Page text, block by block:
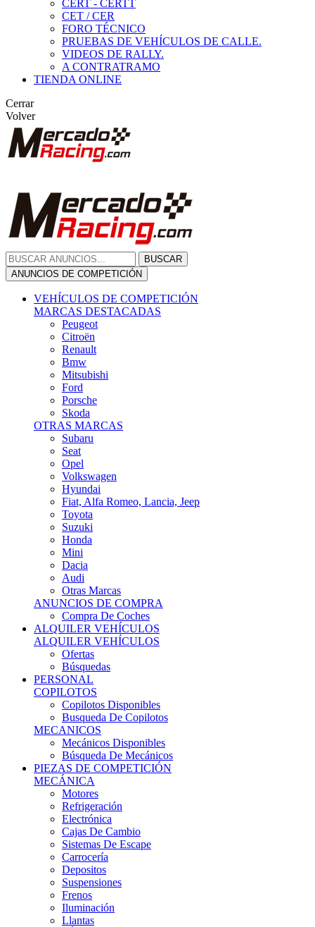
CERT - CERTT
CET / CER
FORO TÉCNICO
PRUEBAS DE VEHÍCULOS DE CALLE.
VIDEOS DE RALLY.
A CONTRATRAMO
TIENDA ONLINE
Cerrar
Volver
BUSCAR
ANUNCIOS DE COMPETICIÓN
VEHÍCULOS DE COMPETICIÓN
MARCAS DESTACADAS
Peugeot
Citroën
Renault
Bmw
Mitsubishi
Ford
Porsche
Skoda
OTRAS MARCAS
Subaru
Seat
Opel
Volkswagen
Hyundai
Fiat, Alfa Romeo, Lancia, Jeep
Toyota
Suzuki
Honda
Mini
Dacia
Audi
Otras Marcas
ANUNCIOS DE COMPRA
Compra De Coches
ALQUILER VEHÍCULOS
ALQUILER VEHÍCULOS
Ofertas
Búsquedas
PERSONAL
COPILOTOS
Copilotos Disponibles
Busqueda De Copilotos
MECANICOS
Mecánicos Disponibles
Búsqueda De Mecánicos
PIEZAS DE COMPETICIÓN
MECÁNICA
Motores
Refrigeración
Electrónica
Cajas De Cambio
Sistemas De Escape
Carrocería
Depositos
Suspensiones
Frenos
Iluminación
Llantas
NEUMÁTICOS DE ASFALTO